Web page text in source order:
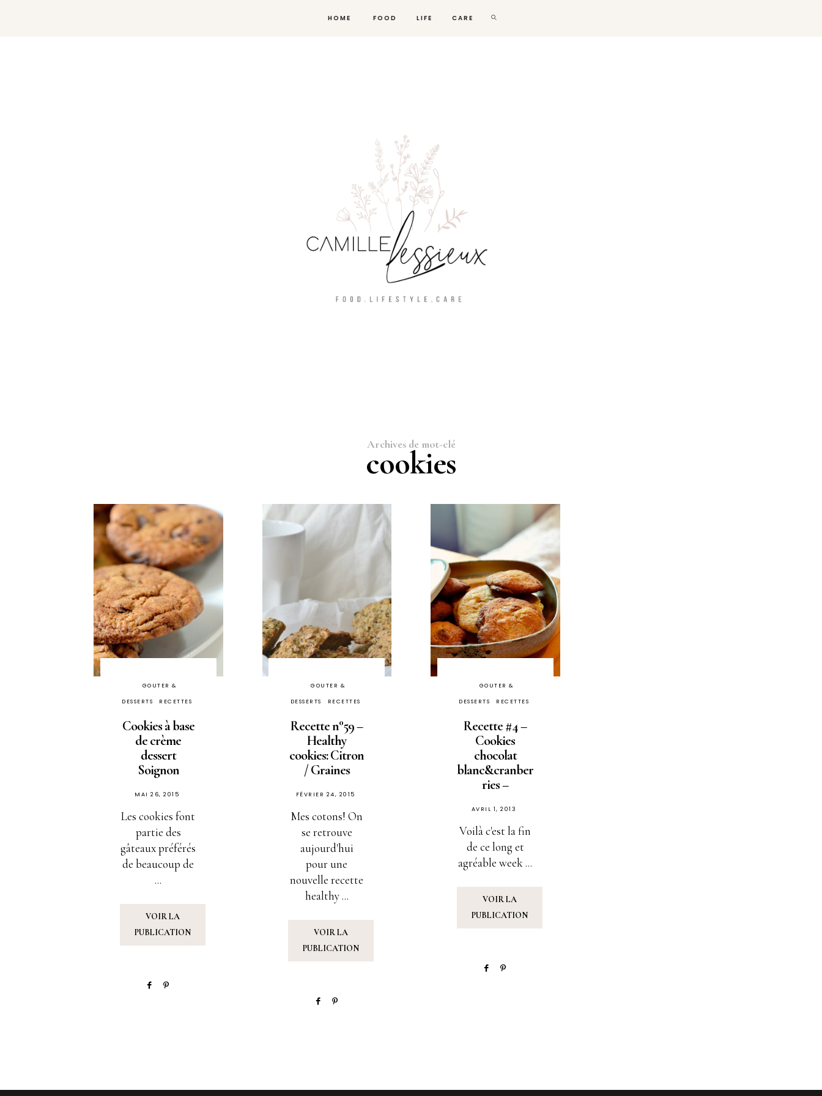
HOME FOOD LIFE CARE
Archives de mot-clé
cookies
GOUTER &
DESSERTS RECETTES
Cookies à base
de crème
dessert
Soignon
PUBLIÉ
MAI 26, 2015
Les cookies font
partie des
gâteaux préférés
de beaucoup de
...
VOIR LA
PUBLICATION
GOUTER &
DESSERTS RECETTES
Recette n°59 –
Healthy
cookies: Citron
/ Graines
PUBLIÉ
FÉVRIER 24, 2015
Mes cotons! On
se retrouve
aujourd'hui
pour une
nouvelle recette
healthy ...
VOIR LA
PUBLICATION
GOUTER &
DESSERTS RECETTES
Recette #4 –
Cookies
chocolat
blanc&cranber
ries –
PUBLIÉ
SUR
AVRIL 1, 2013
Voilà c'est la fin
de ce long et
agréable week ...
VOIR LA
PUBLICATION